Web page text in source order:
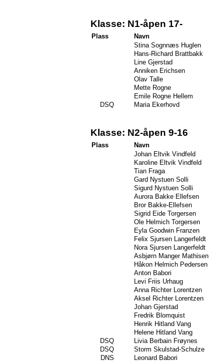
Klasse: N1-åpen 17-
Plass
Navn
Stina Sognnæs Huglen
Hans-Richard Brattbakk
Line Gjerstad
Anniken Erichsen
Olav Talle
Mette Rogne
Emile Rogne Hellem
DSQ
Maria Ekerhovd
Klasse: N2-åpen 9-16
Plass
Navn
Johan Eltvik Vindfeld
Karoline Eltvik Vindfeld
Tian Fraga
Gard Nystuen Solli
Sigurd Nystuen Solli
Aurora Bakke Ellefsen
Bror Bakke-Ellefsen
Sigrid Eide Torgersen
Ole Helmich Torgersen
Eyla Goodwin Franzen
Felix Sjursen Langerfeldt
Nora Sjursen Langerfeldt
Asbjørn Manger Mathisen
Håkon Helmich Pedersen
Anton Babori
Levi Friis Urhaug
Anna Richter Lorentzen
Aksel Richter Lorentzen
Johan Gjerstad
Fredrik Blomquist
Henrik Hitland Vang
Helene Hitland Vang
DSQ
Livia Berbain Frøynes
DSQ
Storm Skulstad-Schulze
DNS
Leonard Babori